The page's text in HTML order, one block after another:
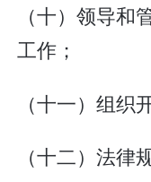
（十）领导
工作；
（十一）组织
（十二）法律